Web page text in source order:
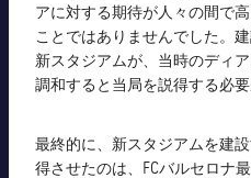
結果
順位表
アに対する期待が人々の間で
ことではありませんでした。
新スタジアムが、当時のディ
調和すると当局を説得する必要
最終的に、新スタジアムを建
得させたのは、FCバルセロナ